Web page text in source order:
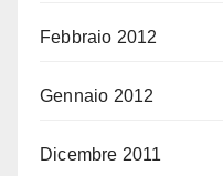
Febbraio 2012
Gennaio 2012
Dicembre 2011